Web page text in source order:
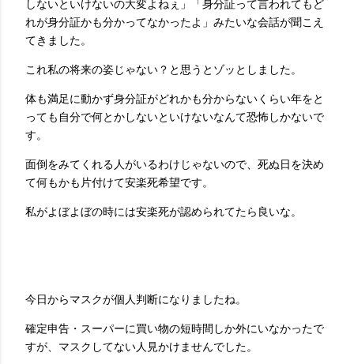
しないといけないの大変よねぇ」「身分証って言われてもど
れが身分証かも分かってなかったよ」みたいな会話が聞こえ
てきました。
これ私の将来の姿じゃない？と思うとゾッとしました。
体も満足に動かず身分証がどれかも分からないくらい年をと
っても自分で何とかしないといけないなんて恐怖しかないで
す。
面倒をみてくれる人がいるわけじゃないので、死ぬ日を決め
て何もかも片付けて安楽死希望です。
私がよぼよぼの時には安楽死が認められてたら良いな。
今日からマスクが個人判断になりましたね。
確定申告・スーパーに買い物の短時間しか外にいなかったで
すが、マスクしてない人見かけませんでした。